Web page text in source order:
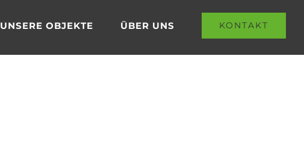
UNSERE OBJEKTE ÜBER UNS KONTAKT